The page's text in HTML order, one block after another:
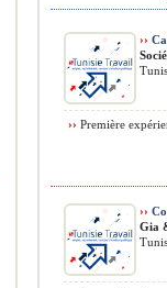
››
›› Première
››
Gia